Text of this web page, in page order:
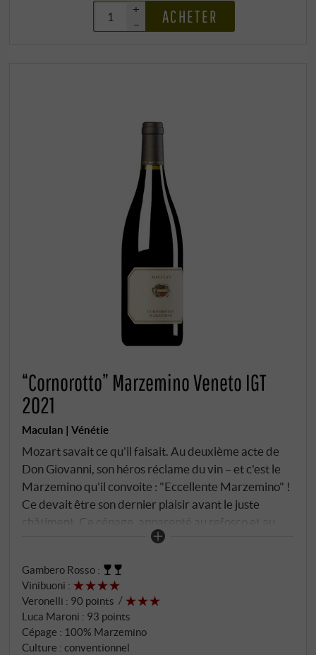
+
–
ACHETER
“Cornorotto” Marzemino Veneto IGT
2021
Maculan | Vénétie
Mozart savait ce qu'il faisait. Au deuxième acte de
Don Giovanni, son héros réclame du vin – et c'est le
Marzemino qu'il convoite : "Eccellente Marzemino" !
Ce devait être son dernier plaisir avant le juste
châtiment. Ce cépage, apparenté au refosco et au
teroldego, a depuis peu perdu de son pouvoir de
vignoble appelé Cornorotto – des collines de tuf
volcanique, un sol riche en minéraux. Les raisins sont
légèrement séchés, pendant une semaine, avant de
passer dans la cuve en acier – une astuce silencieuse
qui apporte concentration et profondeur sans
Gambero Rosso :
Vinibuoni :
Veronelli : 90 points
Luca Maroni : 93 points
Cépage : 100% Marzemino
Culture : conventionnel